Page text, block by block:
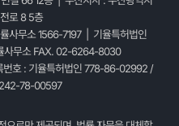
로 8 5층
사무소 1566-7197 | 기율특허법인
사무소 FAX. 02-6264-8030
호 : 기율특허법인 778-86-02992 /
78-00597